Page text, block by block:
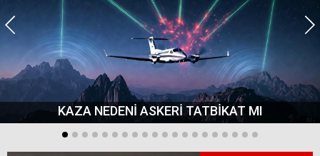
KAZA NEDENİ ASKERİ TATBİKAT MI